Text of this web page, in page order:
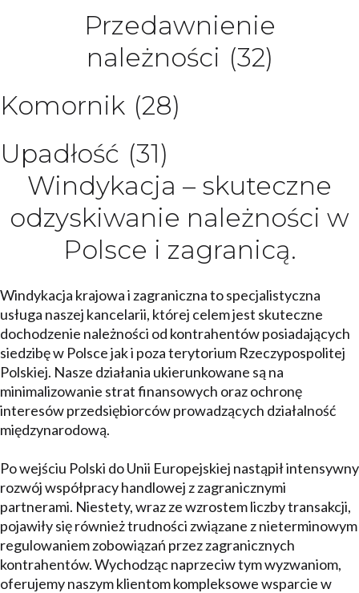
Windykacja – skuteczne
odzyskiwanie należności w
Polsce i zagranicą.
Windykacja krajowa i zagraniczna to specjalistyczna
usługa naszej kancelarii, której celem jest skuteczne
dochodzenie należności od kontrahentów posiadających
siedzibę w Polsce jak i poza terytorium Rzeczypospolitej
Polskiej. Nasze działania ukierunkowane są na
minimalizowanie strat finansowych oraz ochronę
interesów przedsiębiorców prowadzących działalność
międzynarodową.
Po wejściu Polski do Unii Europejskiej nastąpił intensywny
rozwój współpracy handlowej z zagranicznymi
partnerami. Niestety, wraz ze wzrostem liczby transakcji,
pojawiły się również trudności związane z nieterminowym
regulowaniem zobowiązań przez zagranicznych
kontrahentów. Wychodząc naprzeciw tym wyzwaniom,
oferujemy naszym klientom kompleksowe wsparcie w
Przedawnienie
należności (32)
Komornik (28)
Upadłość (31)